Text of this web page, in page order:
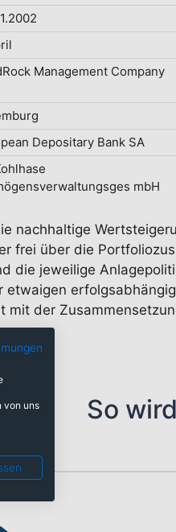
Management Company
Depositary Bank SA
mbH
nachhaltige
frei über die
die jeweilige
etwaigen
der
So
von uns